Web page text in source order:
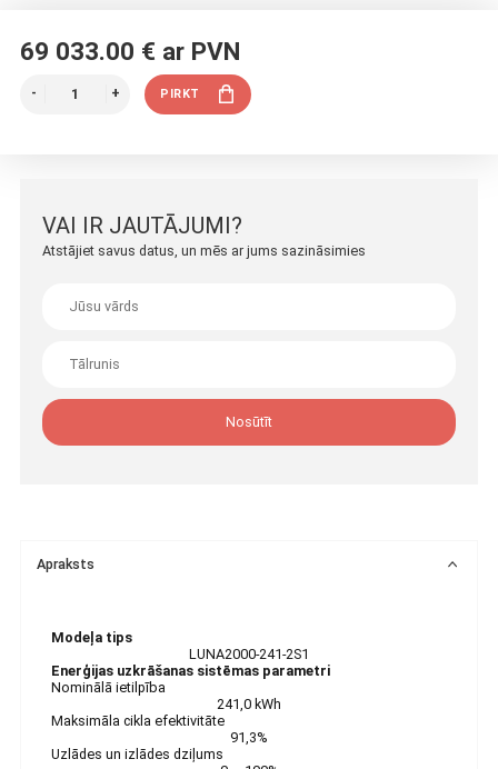
69 033.00 € ar PVN
PIRKT
VAI IR JAUTĀJUMI?
Atstājiet savus datus, un mēs ar jums sazināsimies
Nosūtīt
Apraksts
Modeļa tips
LUNA2000-241-2S1
Enerģijas uzkrāšanas sistēmas parametri
Nominālā ietilpība
241,0 kWh
Maksimāla cikla efektivitāte
91,3%
Uzlādes un izlādes dziļums